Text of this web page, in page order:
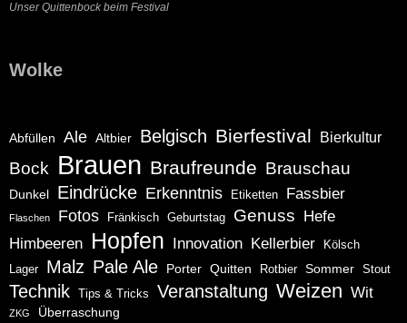
Unser Quittenbock beim Festival
Wolke
Abfüllen Ale Altbier Belgisch Bierfestival Bierkultur
Bock Brauen Braufreunde Brauschau
Dunkel Eindrücke Erkenntnis Etiketten Fassbier
Flaschen Fotos Fränkisch Geburtstag Genuss
Hefe
Himbeeren Hopfen Innovation Kellerbier
Kölsch
Lager
Malz Pale Ale Porter Quitten Rotbier Sommer Stout
Technik Tips & Tricks Veranstaltung Weizen Wit
ZKG Überraschung